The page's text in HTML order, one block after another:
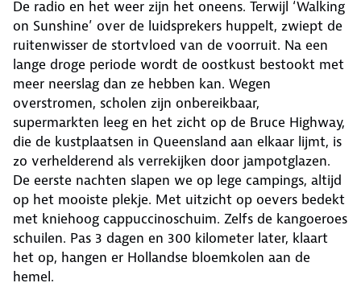
De radio en het weer zijn het oneens. Terwijl ‘Walking
on Sunshine’ over de luidsprekers huppelt, zwiept de
ruitenwisser de stortvloed van de voorruit. Na een
lange droge periode wordt de oostkust bestookt met
meer neerslag dan ze hebben kan. Wegen
overstromen, scholen zijn onbereikbaar,
supermarkten leeg en het zicht op de Bruce Highway,
die de kustplaatsen in Queensland aan elkaar lijmt, is
zo verhelderend als verrekijken door jampotglazen.
De eerste nachten slapen we op lege campings, altijd
op het mooiste plekje. Met uitzicht op oevers bedekt
met kniehoog cappuccinoschuim. Zelfs de kangoeroes
schuilen. Pas 3 dagen en 300 kilometer later, klaart
het op, hangen er Hollandse bloemkolen aan de
hemel.